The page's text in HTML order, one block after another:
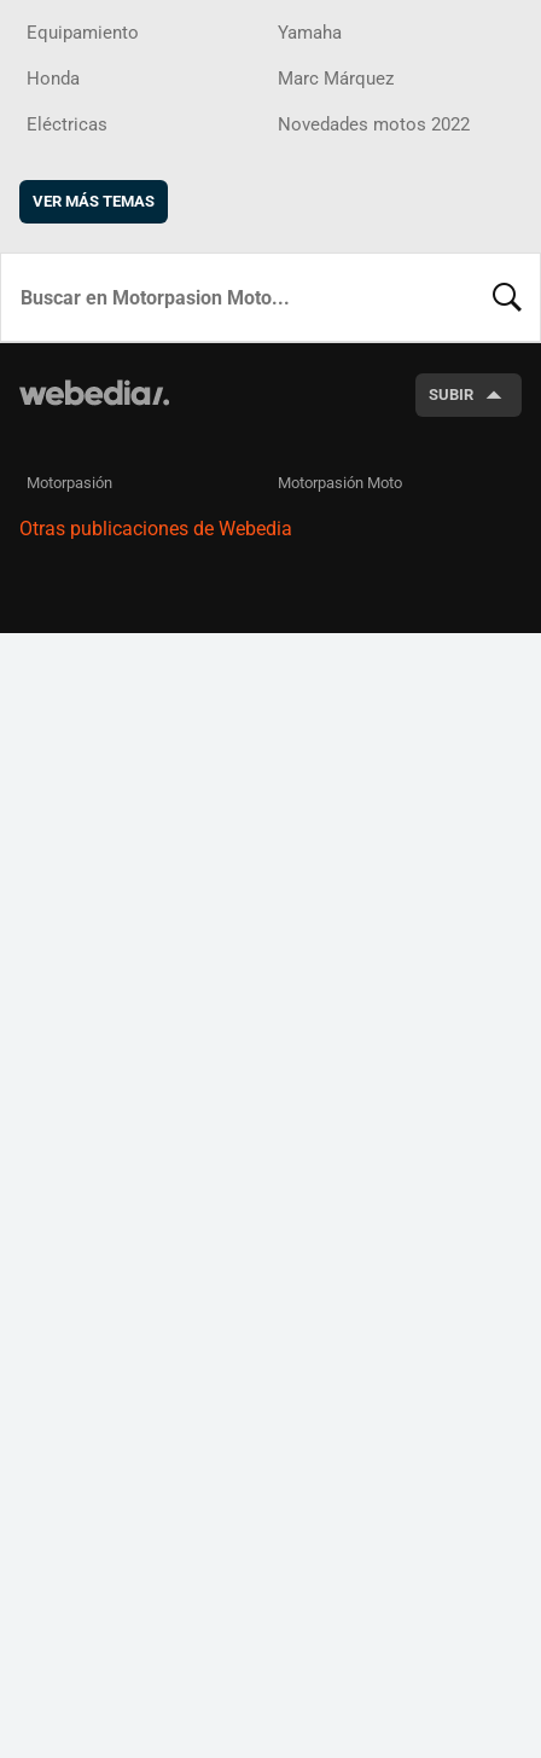
Equipamiento Yamaha
Honda Marc Márquez
Eléctricas Novedades motos 2022
VER MÁS TEMAS
SUBIR
Motorpasión Motorpasión Moto
Otras publicaciones de Webedia